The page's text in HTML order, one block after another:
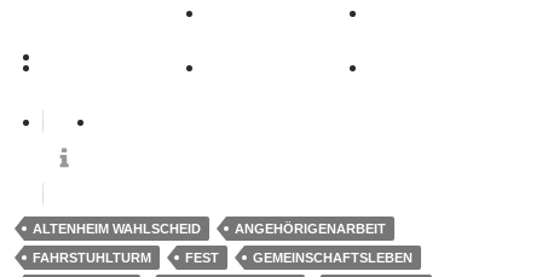
ALTENHEIM WAHLSCHEID
ANGEHÖRIGENARBEIT
FAHRSTUHLTURM
FEST
GEMEINSCHAFTSLEBEN